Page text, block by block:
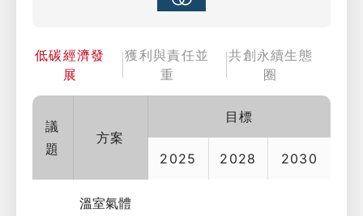
低碳經濟發
展
獲利與責任並
重
共創永續生態
圈
議
題
方案
目標
2025 2028 2030
溫室氣體